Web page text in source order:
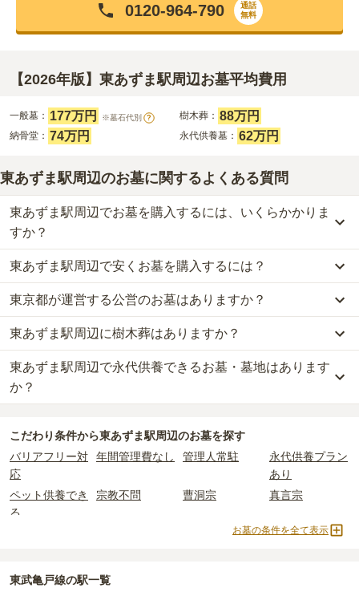
0120-964-790
通話
無料
【2026年版】東あずま駅周辺お墓平均費用
一般墓： 177万円 ※墓石代別 ? 樹木葬： 88万円
納骨堂： 74万円 永代供養墓： 62万円
東あずま駅周辺のお墓に関するよくある質問
東あずま駅周辺でお墓を購入するには、いくらかかりま
すか？
東あずま駅周辺での購入費用の目安は、一般墓が約344万円、樹木
葬が約88万円、納骨堂が約74万円、永代供養墓が約62万円です。
一般墓を建てる場合は、「永代使用料（土地代）」と「墓石代」の
2つが主な費用となります。
東あずま駅周辺の一般墓の永代使用料の平均は
で、墓石代
さ・素材によって変わります。
樹木葬・納骨堂・永代供養墓は、基本的に墓石代がかからず、永代
なお、お墓によっては以下の費用が別途かかる場合があります。
・開眼法要の費用：お墓を新しく建てた際に行う儀式のための費
用。僧侶に渡すお布施がかかります。
・納骨式の費用
：お墓に遺骨を納める儀式のための費用。僧侶に渡
すお布施、会食などの費用がかかります。
：お墓の管理費。契約後、毎年発生するケースがあり
正確な費用は、区画や石材の選び方によって大きく変わるため、見
東あずま駅周辺で安くお墓を購入するには？
東あずま駅周辺で一番安価なお墓は、法性寺永代供養塔
永代供養
墓で、7万円からお求めいただけます。
一般的に最も費用を抑えられるのは、他の方のご遺骨と一緒に埋葬
する「合祀墓（ごうしぼ）」と呼ばれるタイプです。個別のお墓に
比べて省スペースで管理の手間がかからないため、費用が安く設定
されています。
価格の目安は、1名あたり5万円〜30万円程度です。
東あずま駅周辺 で安価なお墓を探したい場合は、
び替えてお墓を探すのがおすすめです。
東京都が運営する公営のお墓はありますか？
東あずま駅周辺には、公営の霊園の掲載がありません。
一方で、東京都内には、県または市区町村が運営する公営の霊園が
16件あります。
公営霊園は民営の霊園と異なり、契約にあたって応募資格が設けら
主な条件として、遺骨がすでにある、該当の市区町村に一定年数以
上住んでいるなどが挙げられます。
条件を満たさない場合は、申し込み自体ができないことも多いた
め、事前の確認が重要です。
契約条件の詳細は、各霊園のページをご確認いただくか、資料請求
東あずま駅周辺に樹木葬はありますか？
東あずま駅周辺には、1件の樹木葬があります。
詳しくは、
東あずま駅周辺で永代供養できるお墓・墓地はあります
か？
詳しくは、東あずま駅周辺の永代供養の一覧をご覧ください。
こだわり条件から東あずま駅周辺のお墓を探す
バリアフリー対
応
年間管理費なし 管理人常駐
永代供養プラン
あり
ペット供養でき
る
宗教不問 曹洞宗 真言宗
永代供養墓
3人用区画あり
お墓の条件を全て表示
東武亀戸線の駅一覧